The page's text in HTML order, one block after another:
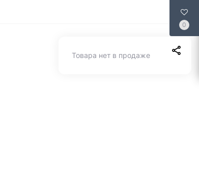
0
Товара нет в продаже